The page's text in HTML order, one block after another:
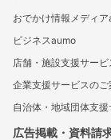
おでかけ情報メディ
ビジネスaumo
店舗・施設支援サー
企業支援サービスのご
自治体・地域団体支
広告掲載・資料請